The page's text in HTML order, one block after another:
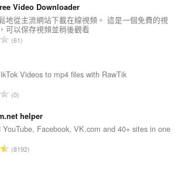
的
總
次
數
Video Downloader
地從主流網站下載在線視頻。 這是一個免費的視
可以保存視頻並稍後觀看
評
總
數
61
Videos to mp4 files with RawTik
評
的
總
數
0
helper
YouTube, Facebook, VK.com and 40+ sites in one
評8192